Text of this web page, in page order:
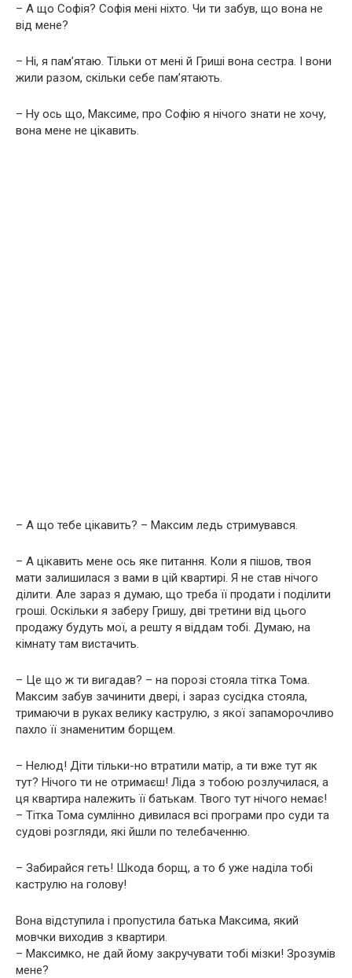
– А що Софія? Софія мені ніхто. Чи ти забув, що вона не
від мене?
– Ні, я пам’ятаю. Тільки от мені й Гриші вона сестра. І вони
жили разом, скільки себе пам’ятають.
– Ну ось що, Максиме, про Софію я нічого знати не хочу,
вона мене не цікавить.
– А що тебе цікавить? – Максим ледь стримувався.
– А цікавить мене ось яке питання. Коли я пішов, твоя
мати залишилася з вами в цій квартирі. Я не став нічого
ділити. Але зараз я думаю, що треба її продати і поділити
гроші. Оскільки я заберу Гришу, дві третини від цього
продажу будуть мої, а решту я віддам тобі. Думаю, на
кімнату там вистачить.
– Це що ж ти вигадав? – на порозі стояла тітка Тома.
Максим забув зачинити двері, і зараз сусідка стояла,
тримаючи в руках велику каструлю, з якої запаморочливо
пахло її знаменитим борщем.
– Нелюд! Діти тільки-но втратили матір, а ти вже тут як
тут? Нічого ти не отримаєш! Ліда з тобою розлучилася, а
ця квартира належить її батькам. Твого тут нічого немає!
– Тітка Тома сумлінно дивилася всі програми про суди та
судові розгляди, які йшли по телебаченню.
– Забирайся геть! Шкода борщ, а то б уже наділа тобі
каструлю на голову!
Вона відступила і пропустила батька Максима, який
мовчки виходив з квартири.
– Максимко, не дай йому закручувати тобі мізки! Зрозумів
мене?